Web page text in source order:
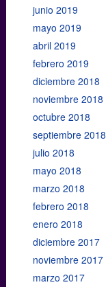
junio 2019
mayo 2019
abril 2019
febrero 2019
diciembre 2018
noviembre 2018
octubre 2018
septiembre 2018
julio 2018
mayo 2018
marzo 2018
febrero 2018
enero 2018
diciembre 2017
noviembre 2017
marzo 2017